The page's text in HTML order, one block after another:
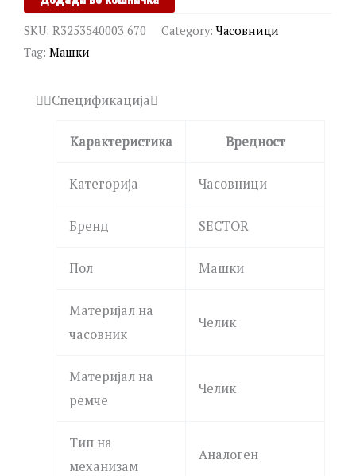
SKU: R3253540003 670 Category:Часовници
Tag: Машки
Спецификација
Карактеристика Вредност
Категорија Часовници
Бренд SECTOR
Пол Машки
Материјал на
часовник
Челик
Материјал на
ремче
Челик
Тип на
механизам
Аналоген